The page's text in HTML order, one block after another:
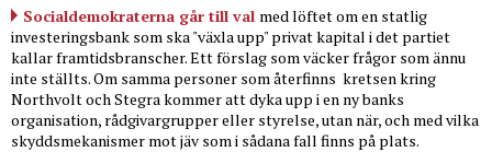
Socialdemokraterna går till val med löftet om en statlig
investeringsbank som ska "växla upp" privat kapital i det partiet
kallar framtidsbranscher. Ett förslag som väcker frågor som ännu
inte ställts. Om samma personer som återfinns kretsen kring
Northvolt och Stegra kommer att dyka upp i en ny banks
organisation, rådgivargrupper eller styrelse, utan när, och med vilka
skyddsmekanismer mot jäv som i sådana fall finns på plats.